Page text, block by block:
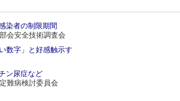
染者の制限期間
会安全技術調査会
数字」と好感触示す
ン尿症など
難病検討委員会